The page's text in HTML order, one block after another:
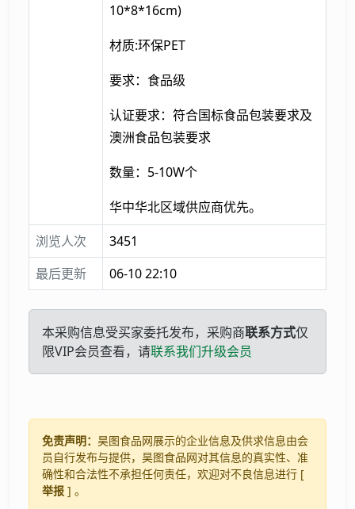
10*8*16cm)
材质:环保PET
要求：食品级
认证要求：符合国标食品包装要求及
澳洲食品包装要求
数量：5-10W个
华中华北区域供应商优先。
浏览人次
3451
最后更新
06-10 22:10
本采购信息受买家委托发布，采购商联系方式仅
限VIP会员查看，请联系我们升级会员
免责声明： 昊图食品网展示的企业信息及供求信息由会
员自行发布与提供，昊图食品网对其信息的真实性、准
确性和合法性不承担任何责任，欢迎对不良信息进行 [
举报 ] 。